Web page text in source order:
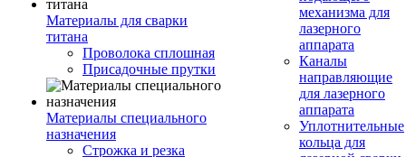
Материалы для сварки
титана
Проволока сплошная
Присадочные прутки
Материалы специального
назначения
Строжка и резка
механизма для
лазерного
аппарата
Каналы
направляющие
для лазерного
аппарата
Уплотнительные
кольца для